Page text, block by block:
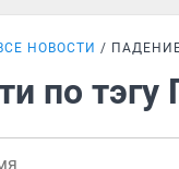
НОВОСТИ
по